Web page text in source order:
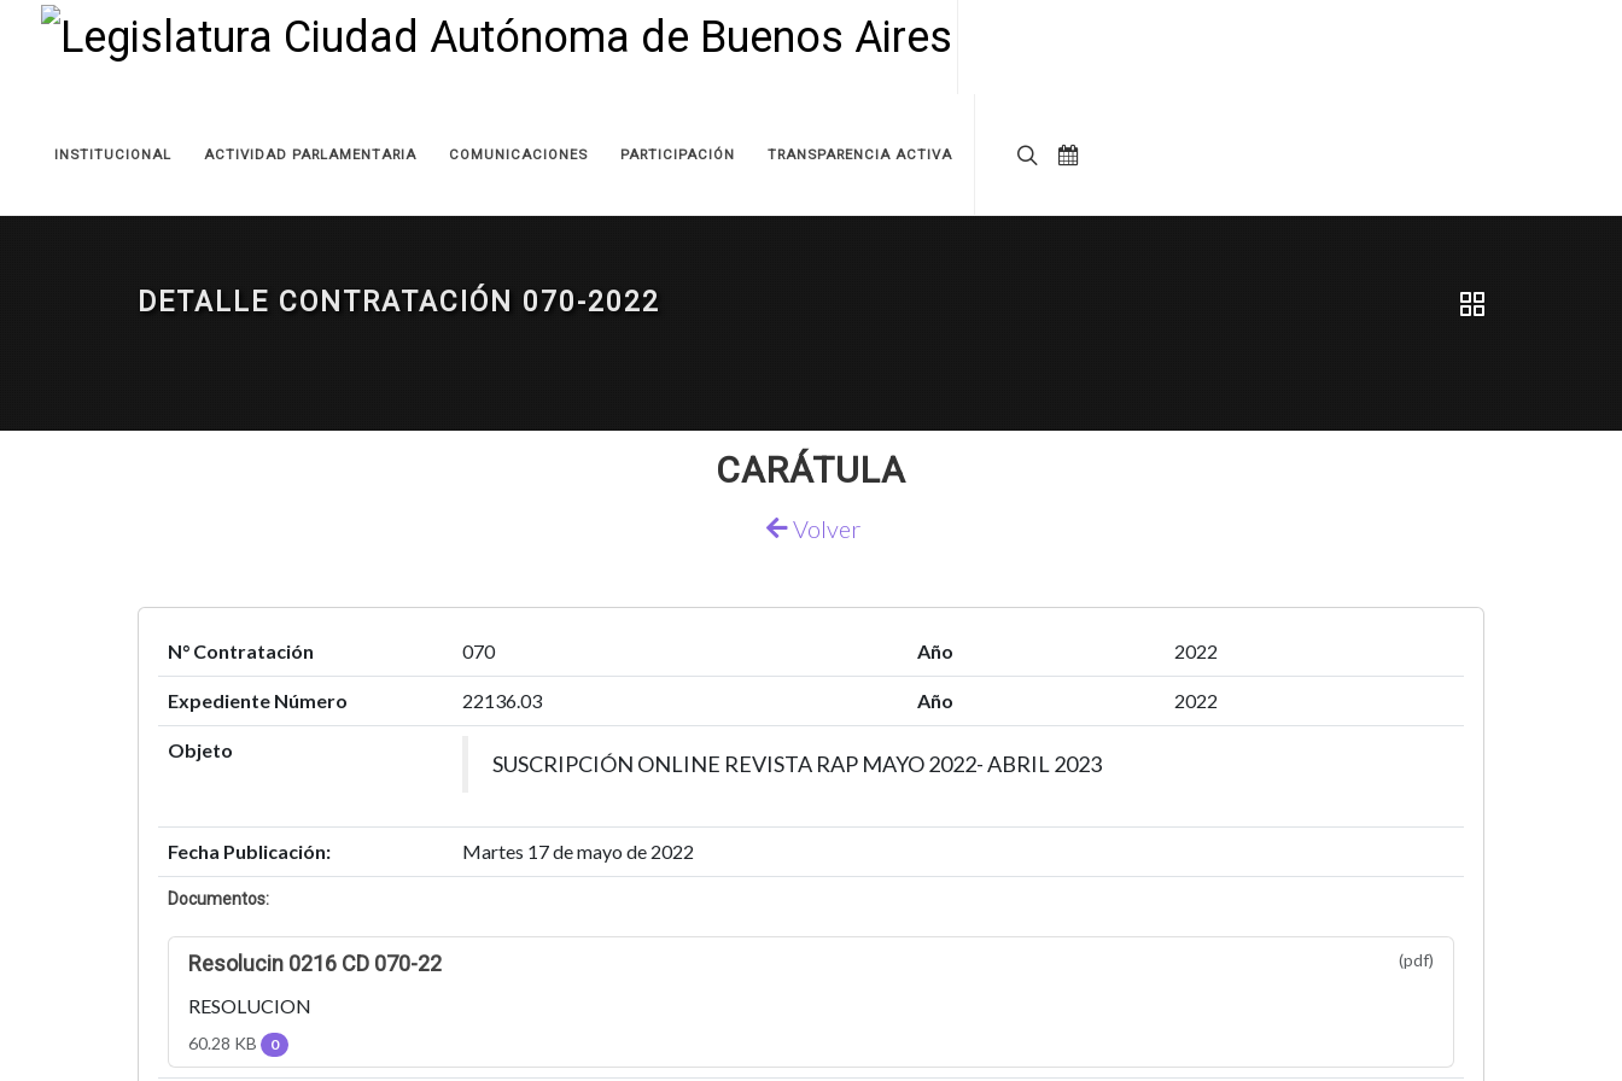
INSTITUCIONAL ACTIVIDAD PARLAMENTARIA COMUNICACIONES PARTICIPACIÓN TRANSPARENCIA ACTIVA
DETALLE CONTRATACIÓN 070-2022
CARÁTULA
Volver
N° Contratación 070 Año 2022
Expediente Número 22136.03 Año 2022
Objeto
SUSCRIPCIÓN ONLINE REVISTA RAP MAYO 2022- ABRIL 2023
Fecha Publicación: Martes 17 de mayo de 2022
Documentos:
Resolucin 0216 CD 070-22 (pdf)
RESOLUCION
60.28 KB 0